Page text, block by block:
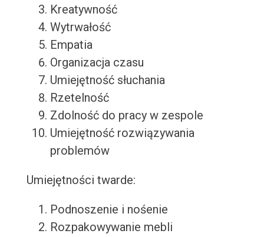
Kreatywność
Wytrwałość
Empatia
Organizacja czasu
Umiejętność słuchania
Rzetelność
Zdolność do pracy w zespole
Umiejętność rozwiązywania
problemów
Umiejętności twarde:
Podnoszenie i nośenie
Rozpakowywanie mebli